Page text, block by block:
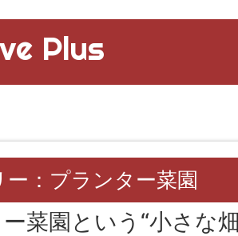
Plus
ー：プランター菜園
菜園という“小さな